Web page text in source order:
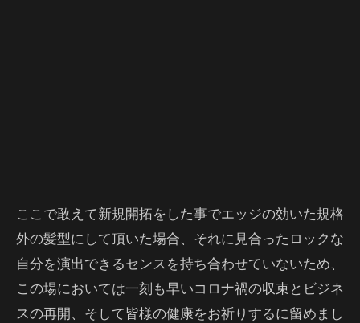
ここで敢えて新規開拓をした事でエッジの効いた規格
外の髪型にして頂いた場合、それに見合ったロックな
自分を演出できるセンスを持ち合わせていないため、
この場においては一刻も早いコロナ禍の収束とビジネ
スの再開、そして皆様の健康をお祈りするに留めまし